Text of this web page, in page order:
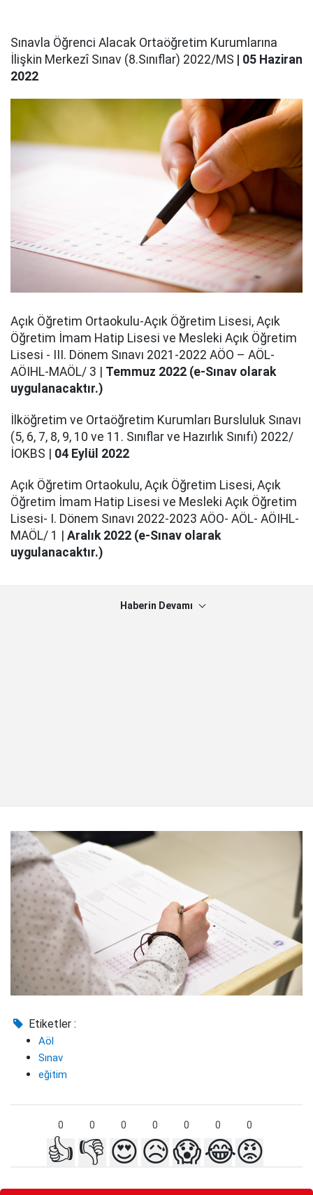
Sınavla Öğrenci Alacak Ortaöğretim Kurumlarına
İlişkin Merkezî Sınav (8.Sınıflar) 2022/MS | 05 Haziran
2022
Açık Öğretim Ortaokulu-Açık Öğretim Lisesi, Açık
Öğretim İmam Hatip Lisesi ve Mesleki Açık Öğretim
Lisesi - III. Dönem Sınavı 2021-2022 AÖO – AÖL-
AÖIHL-MAÖL/ 3 | Temmuz 2022 (e-Sınav olarak
uygulanacaktır.)
İlköğretim ve Ortaöğretim Kurumları Bursluluk Sınavı
(5, 6, 7, 8, 9, 10 ve 11. Sınıflar ve Hazırlık Sınıfı) 2022/
İOKBS | 04 Eylül 2022
Açık Öğretim Ortaokulu, Açık Öğretim Lisesi, Açık
Öğretim İmam Hatip Lisesi ve Mesleki Açık Öğretim
Lisesi- I. Dönem Sınavı 2022-2023 AÖO- AÖL- AÖIHL-
MAÖL/ 1 | Aralık 2022 (e-Sınav olarak
uygulanacaktır.)
Haberin Devamı
Etiketler :
Aöl
Sınav
eğitim
0 0 0 0 0 0 0
👍 👎 😍😥😱😂😡